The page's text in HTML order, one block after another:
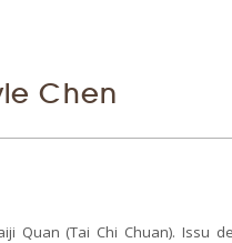
Chen
Quan (Tai Chi Chuan). Issu